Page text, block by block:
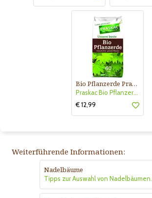
Bio Pflanzerde Praskac
Praskac Bio Pflanzerde
€ 12,99
Weiterführende Informationen:
Nadelbäume
Tipps zur Auswahl von Nadelbäumen.